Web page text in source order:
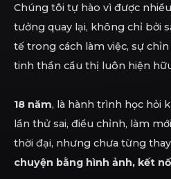
Chúng tôi tự hào vì được
tưởng quay lại, không chỉ bởi
tế trong cách làm việc, sự
tinh thần cầu thị luôn hiện
18 năm, là hành trình học hỏi
lần thử sai, điều chỉnh, làm
thời đại, nhưng chưa từng
chuyện bằng hình ảnh, kết